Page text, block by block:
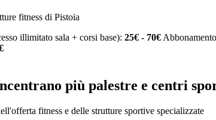
fitness di Pistoia
illimitato sala + corsi base): 25€ - 70€
più palestre e centri
fitness e delle strutture sportive specializzate